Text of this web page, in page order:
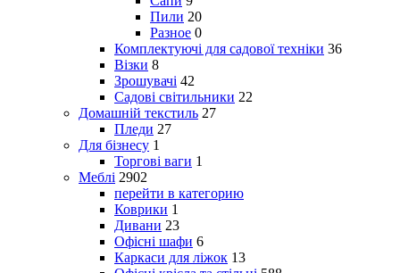
Пили 20
Разное 0
Комплектуючі для садової техніки 36
Візки 8
Зрошувачі 42
Садові світильники 22
Домашній текстиль 27
Пледи 27
Для бізнесу 1
Торгові ваги 1
Меблі 2902
перейти в категорию
Коврики 1
Дивани 23
Офісні шафи 6
Каркаси для ліжок 13